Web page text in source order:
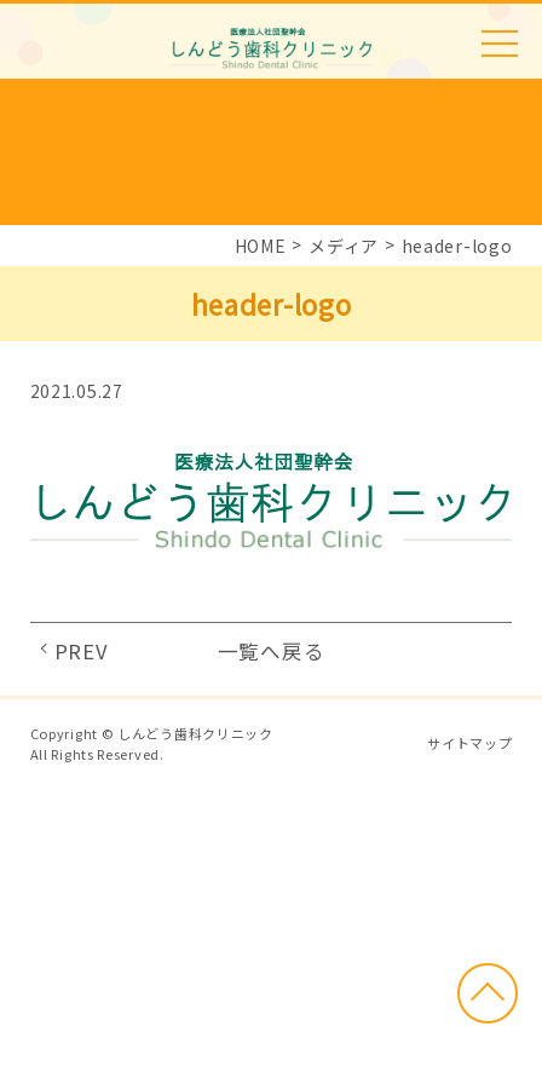
HOME メディア header-logo
header-logo
2021.05.27
PREV 一覧へ戻る
Copyright © しんどう歯科クリニック
All Rights Reserved.
サイトマップ